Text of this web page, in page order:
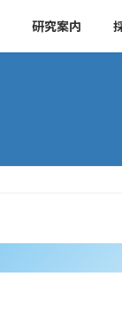
研究案内